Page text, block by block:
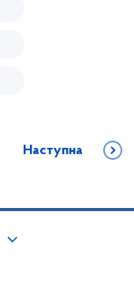
Наступна